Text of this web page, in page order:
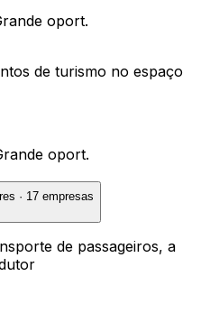
oport.
de turismo no espaço
oport.
· 17 empresas
de passageiros, a